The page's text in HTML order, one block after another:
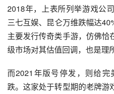
2018年，上表所列举游戏公
三七互娱、昆仑万维跌幅达
主要发行传奇类手游，仿佛
级市场对其估值回调，也是理
而2021年版号停发，则给
跌。这家处于转型期的老牌游